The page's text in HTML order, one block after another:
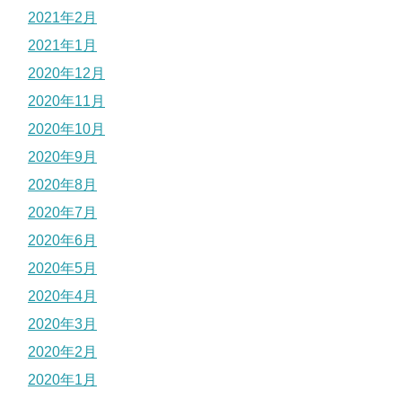
2021年2月
2021年1月
2020年12月
2020年11月
2020年10月
2020年9月
2020年8月
2020年7月
2020年6月
2020年5月
2020年4月
2020年3月
2020年2月
2020年1月